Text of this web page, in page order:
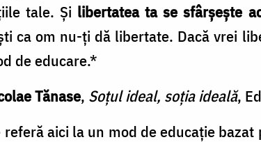
tale. Şi libertatea ta se sfârşeşte
ca om nu-ţi dă libertate. Dacă vrei
de educare.*
Tănase, Soțul ideal, soția ideală,
aici la un mod de educație